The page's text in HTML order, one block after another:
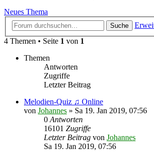
Neues Thema
Suche
4 Themen • Seite 1 von 1
Themen
Antworten
Zugriffe
Letzter Beitrag
Melodien-Quiz ♫ Online
von Johannes » Sa 19. Jan 2019, 07:56
0 Antworten
16101 Zugriffe
Letzter Beitrag von Johannes
Sa 19. Jan 2019, 07:56